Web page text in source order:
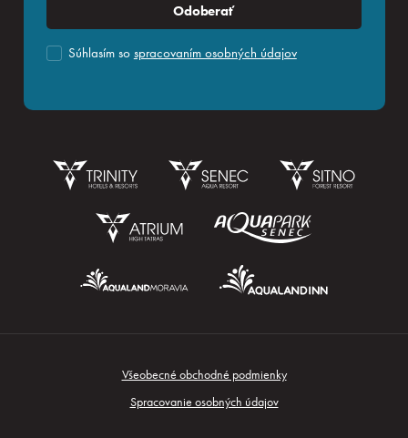
Prihlásiť sa
Odoberať
Súhlasím so spracovaním osobných údajov
Všeobecné obchodné podmienky
Spracovanie osobných údajov